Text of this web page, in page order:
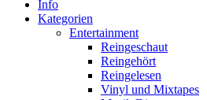
Info
Kategorien
Entertainment
Reingeschaut
Reingehört
Reingelesen
Vinyl und Mixtapes